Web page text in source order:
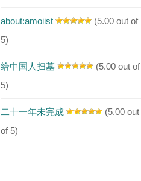
about:amoiist
(5.00 out of
5)
给中国人扫墓
(5.00 out of
5)
二十一年未完成
(5.00 out
of 5)